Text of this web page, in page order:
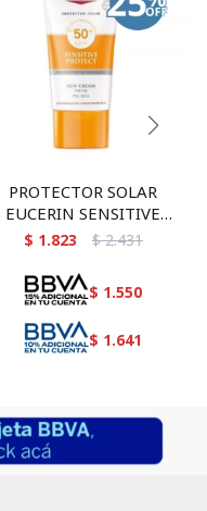
PROTECTOR SOLAR
EUCERIN SENSITIVE
PROTECT PIEL SECA FPS
$ 1.823 $ 2.431
$ 1.550
$ 1.641